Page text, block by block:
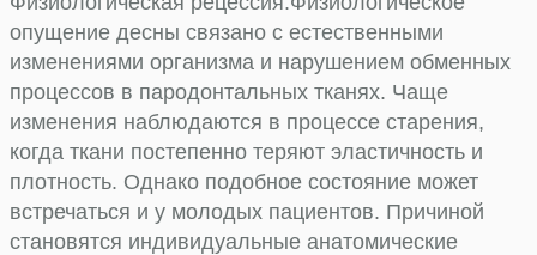
опущение десны связано с естественными
изменениями организма и нарушением обменных
процессов в пародонтальных тканях. Чаще
изменения наблюдаются в процессе старения,
когда ткани постепенно теряют эластичность и
плотность. Однако подобное состояние может
встречаться и у молодых пациентов. Причиной
становятся индивидуальные анатомические